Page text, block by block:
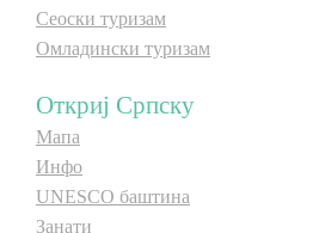
Сеоски туризам
Омладински туризам
Откриј Српску
Мапа
Инфо
UNESCO баштина
Занати